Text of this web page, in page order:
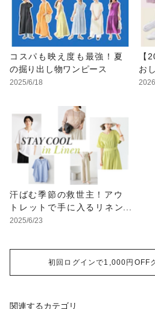
コスパも映え度も最強！夏
の掘り出し物ワンピース
2025/6/18
【
お
ー
汗ばむ季節の救世主！アウ
トレットで手に入るリネン
アイテム
2025/6/23
初回ログインで1,000円OFF
関連するカテゴリ